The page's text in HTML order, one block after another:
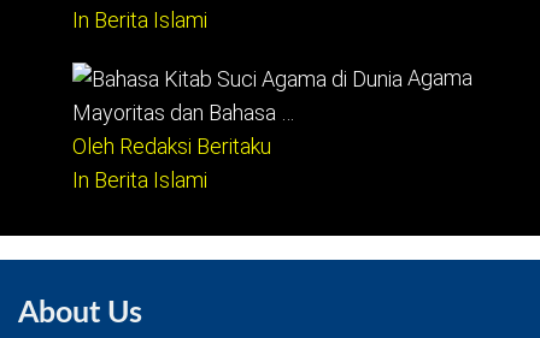
In Berita Islami
Agama
Mayoritas dan Bahasa …
Oleh Redaksi Beritaku
In Berita Islami
About Us